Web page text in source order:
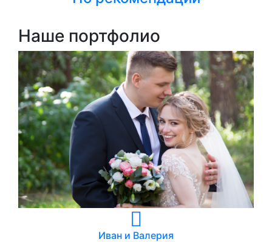
Наше портфолио
Иван и Валерия